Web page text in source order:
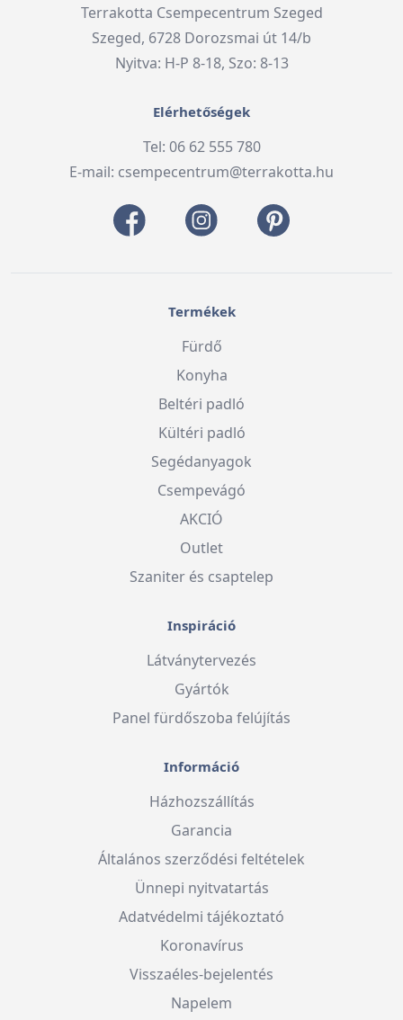
Terrakotta Csempecentrum Szeged
Szeged, 6728 Dorozsmai út 14/b
Nyitva: H-P 8-18, Szo: 8-13
Elérhetőségek
Tel: 06 62 555 780
E-mail: csempecentrum@terrakotta.hu
Termékek
Fürdő
Konyha
Beltéri padló
Kültéri padló
Segédanyagok
Csempevágó
AKCIÓ
Outlet
Szaniter és csaptelep
Inspiráció
Látványtervezés
Gyártók
Panel fürdőszoba felújítás
Információ
Házhozszállítás
Garancia
Általános szerződési feltételek
Ünnepi nyitvatartás
Adatvédelmi tájékoztató
Koronavírus
Visszaéles-bejelentés
Napelem